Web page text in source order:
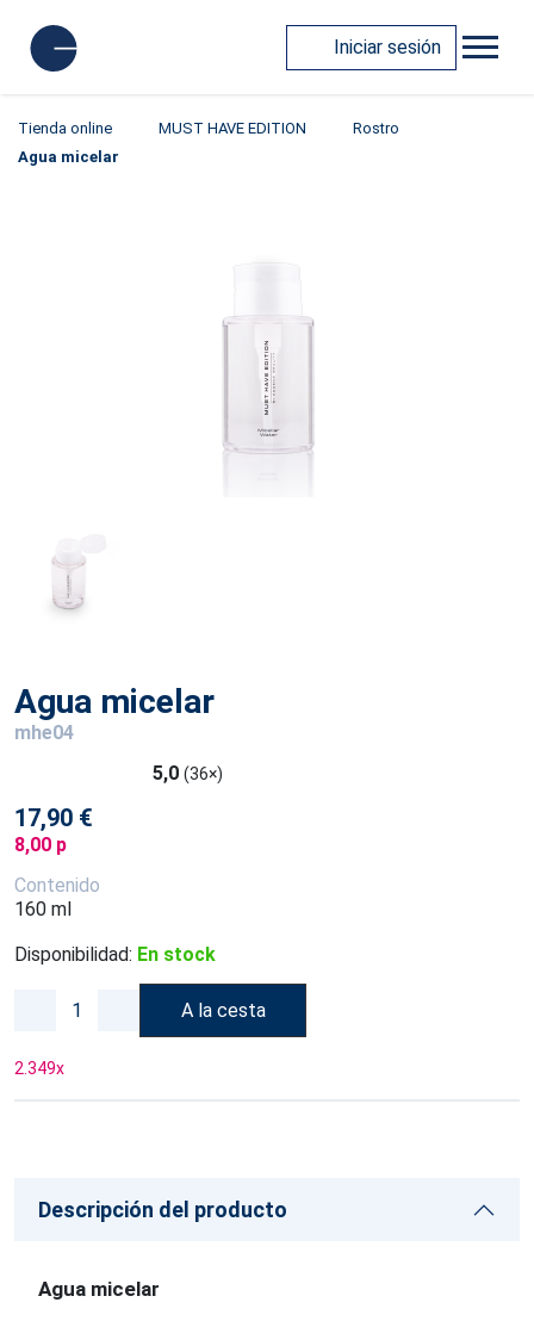
Iniciar sesión
Tienda online MUST HAVE EDITION
Rostro
Agua micelar
Agua micelar
mhe04
5,0 (36×)
17,90 €
8,00 p
Contenido
160 ml
Disponibilidad: En stock
A la cesta
2.349x
Descripción del producto
Agua micelar